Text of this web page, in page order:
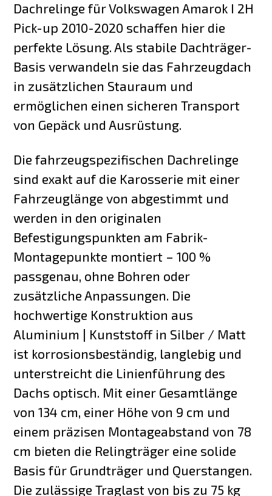
Dachrelinge für Volkswagen Amarok I 2H
Pick-up 2010-2020 schaffen hier die
perfekte Lösung. Als stabile Dachträger-
Basis verwandeln sie das Fahrzeugdach
in zusätzlichen Stauraum und
ermöglichen einen sicheren Transport
von Gepäck und Ausrüstung.
Die fahrzeugspezifischen Dachrelinge
sind exakt auf die Karosserie mit einer
Fahrzeuglänge von abgestimmt und
werden in den originalen
Befestigungspunkten am Fabrik-
Montagepunkte montiert – 100 %
passgenau, ohne Bohren oder
zusätzliche Anpassungen. Die
hochwertige Konstruktion aus
Aluminium | Kunststoff in Silber / Matt
ist korrosionsbeständig, langlebig und
unterstreicht die Linienführung des
Dachs optisch. Mit einer Gesamtlänge
von 134 cm, einer Höhe von 9 cm und
einem präzisen Montageabstand von 78
cm bieten die Relingträger eine solide
Basis für Grundträger und Querstangen.
Die zulässige Traglast von bis zu 75 kg